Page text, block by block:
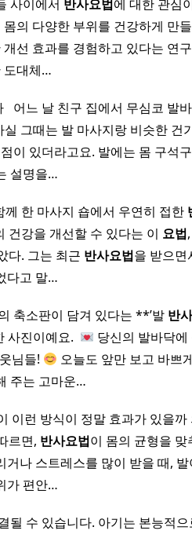
사이에서 반사요법에 대한 관심
의 다양한 부위를 건강하게 만
선 효과를 경험하고 있다는 연
도대체…
어느 날 친구 집에서 무심코 발
그때는 발 마사지랑 비슷한 건
이 있더라고요. 발에는 몸 구석
설명을…
한 마사지 숍에서 우연히 접한
건강을 개선할 수 있다는 이 요법
다. 그는 최근 반사요법을 받으면
다고 말…
축소판이 담겨 있다는 **’발 반사
진이예요.
당신의 발바닥에
님들!
오늘도 앞만 보고 바쁘
주는 고마운…
이런 방식이 정말 효과가 있을까
르면, 반사요법이 몸의 균형을 맞
나 스트레스를 많이 받을 때,
가 편안…
될 수 있습니다. 아기는 본능적으